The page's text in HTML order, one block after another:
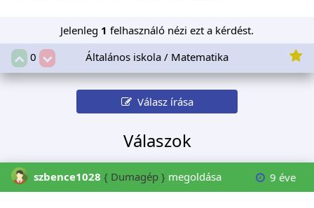
Jelenleg 1 felhasználó nézi ezt a kérdést.
0
Általános iskola / Matematika
Válasz írása
Válaszok
szbence1028 { Dumagép } megoldása 9 éve